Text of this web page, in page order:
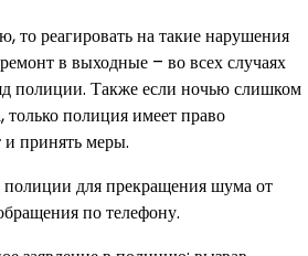
то реагировать на такие нарушения
в выходные – во всех случаях
полиции. Также если ночью слишком
только полиция имеет право
и принять меры.
полиции для прекращения шума от
по телефону.